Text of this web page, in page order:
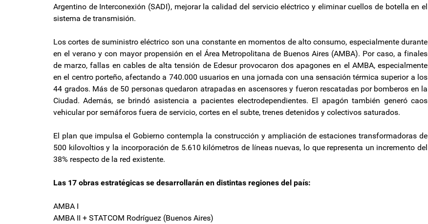
Argentino de Interconexión (SADI), mejorar la calidad del servicio eléctrico y eliminar cuellos de botella en el
sistema de transmisión.
Los cortes de suministro eléctrico son una constante en momentos de alto consumo, especialmente durante
en el verano y con mayor propensión en el Área Metropolitana de Buenos Aires (AMBA). Por caso, a finales
de marzo, fallas en cables de alta tensión de Edesur provocaron dos apagones en el AMBA, especialmente
en el centro porteño, afectando a 740.000 usuarios en una jornada con una sensación térmica superior a los
44 grados. Más de 50 personas quedaron atrapadas en ascensores y fueron rescatadas por bomberos en la
Ciudad. Además, se brindó asistencia a pacientes electrodependientes. El apagón también generó caos
vehicular por semáforos fuera de servicio, cortes en el subte, trenes detenidos y colectivos saturados.
El plan que impulsa el Gobierno contempla la construcción y ampliación de estaciones transformadoras de
500 kilovoltios y la incorporación de 5.610 kilómetros de líneas nuevas, lo que representa un incremento del
38% respecto de la red existente.
Las 17 obras estratégicas se desarrollarán en distintas regiones del país:
AMBA I
AMBA II + STATCOM Rodríguez (Buenos Aires)